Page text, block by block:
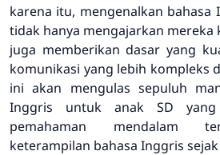
karena itu, mengenalkan bahasa
tidak hanya mengajarkan mereka
juga memberikan dasar yang
komunikasi yang lebih kompleks
ini akan mengulas sepuluh
Inggris untuk anak SD yang
pemahaman mendalam
keterampilan bahasa Inggris